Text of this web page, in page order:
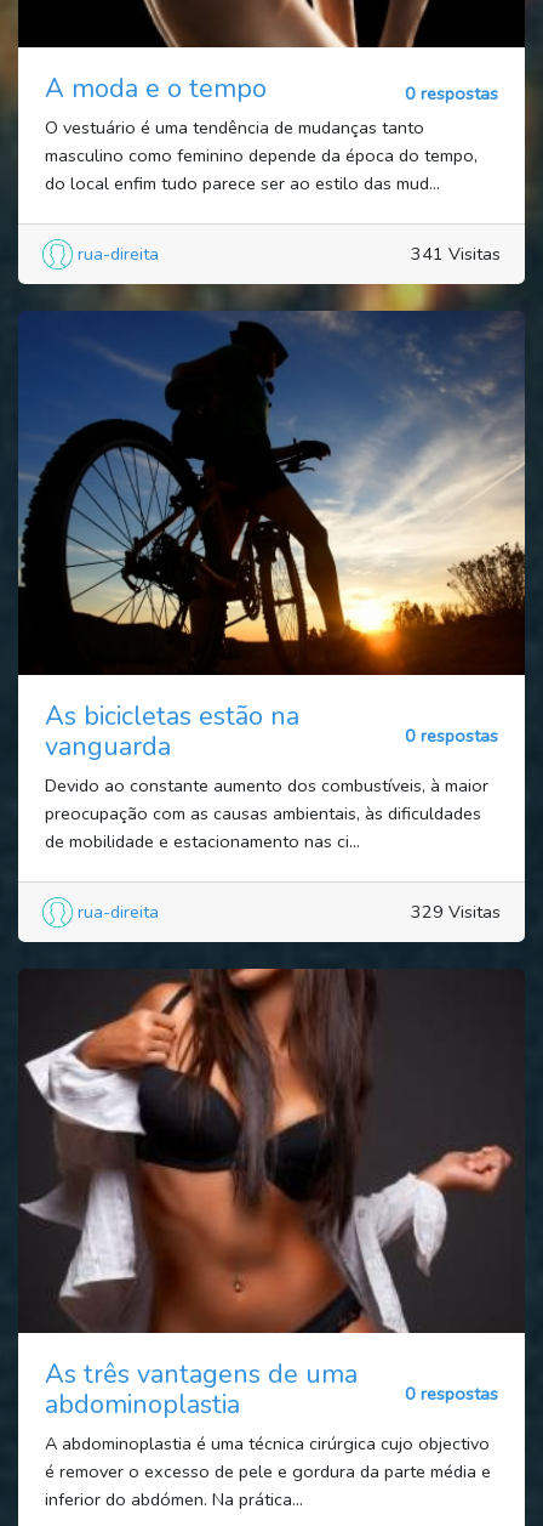
A moda e o tempo
0 respostas
O vestuário é uma tendência de mudanças tanto
masculino como feminino depende da época do tempo,
do local enfim tudo parece ser ao estilo das mud...
rua-direita 341 Visitas
As bicicletas estão na
vanguarda
0 respostas
Devido ao constante aumento dos combustíveis, à maior
preocupação com as causas ambientais, às dificuldades
de mobilidade e estacionamento nas ci...
rua-direita 329 Visitas
As três vantagens de uma
abdominoplastia
0 respostas
A abdominoplastia é uma técnica cirúrgica cujo objectivo
é remover o excesso de pele e gordura da parte média e
inferior do abdómen. Na prática...